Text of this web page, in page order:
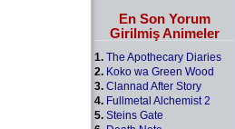
En Son Yorum
Girilmiş Animeler
1. The Apothecary Diaries
2. Koko wa Green Wood
3. Clannad After Story
4. Fullmetal Alchemist 2
5. Steins Gate